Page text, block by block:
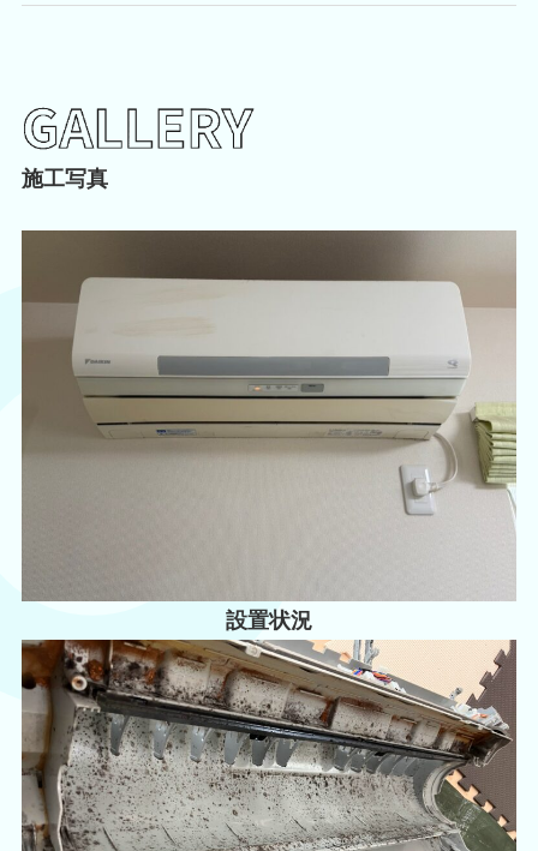
施工写真
設置状況